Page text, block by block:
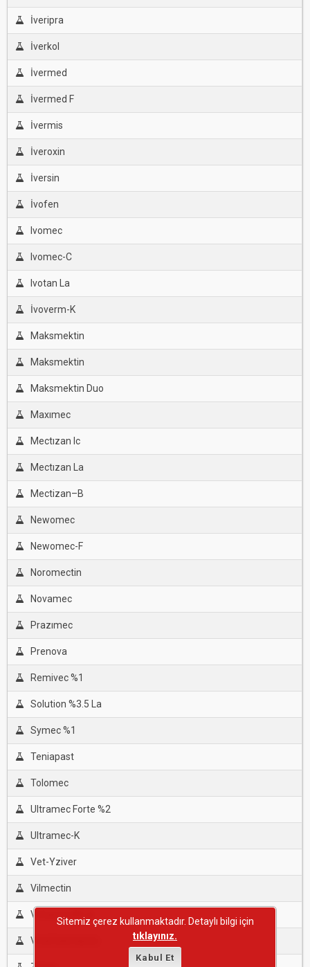
İveripra
İverkol
İvermed
İvermed F
İvermis
İveroxin
İversin
İvofen
Ivomec
Ivomec-C
Ivotan La
İvoverm-K
Maksmektin
Maksmektin
Maksmektin Duo
Maxımec
Mectızan Ic
Mectızan La
Mectizan–B
Newomec
Newomec-F
Noromectin
Novamec
Prazımec
Prenova
Remivec %1
Solution %3.5 La
Symec %1
Teniapast
Tolomec
Ultramec Forte %2
Ultramec-K
Vet-Yziver
Vilmectin
Vırbamec® La
Vmd İvermecto
Sitemiz çerez kullanmaktadır. Detaylı bilgi için
tıklayınız.
Kabul Et